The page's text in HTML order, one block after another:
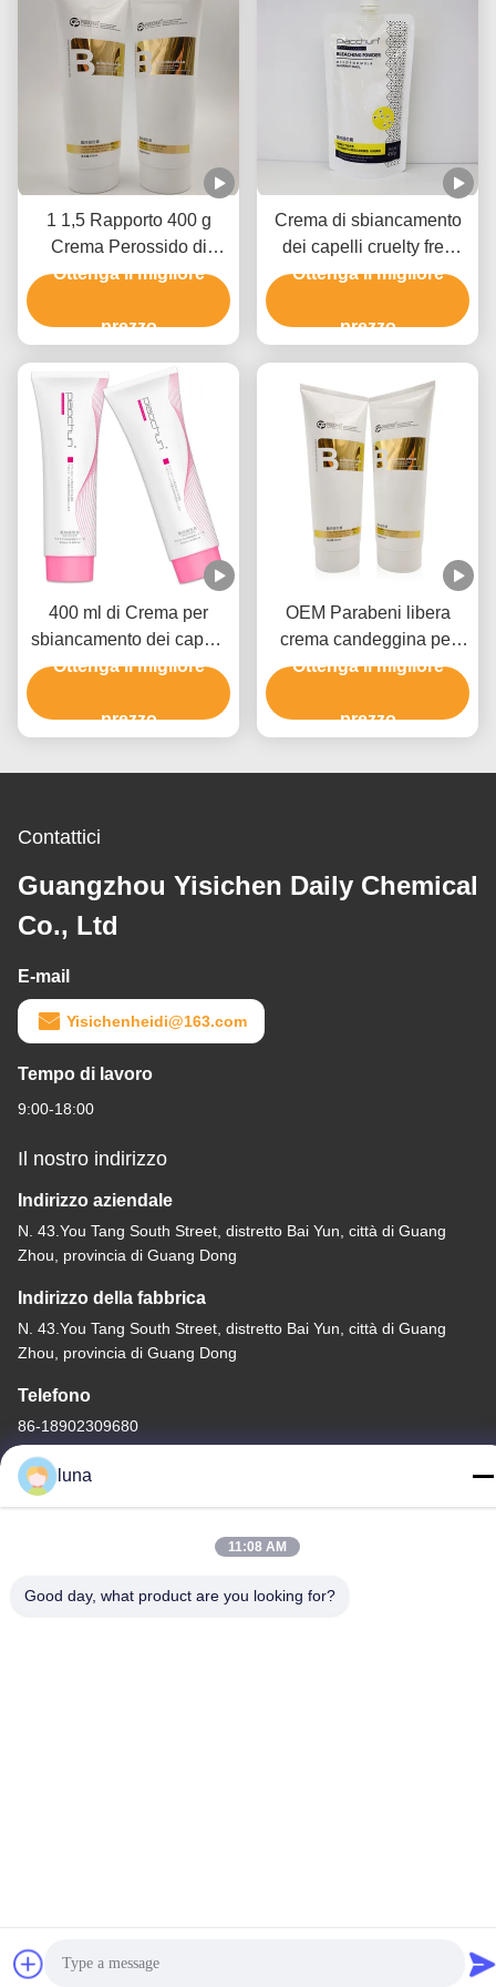
1 1,5 Rapporto 400 g
Crema Perossido di
Idrogeno Per Eliminatore
GMPC Approvazione
Ottenga il migliore
prezzo
Crema di sbiancamento
dei capelli cruelty free
hair color remover per
Ottenga il migliore
prezzo
400 ml di Crema per
sbiancamento dei capelli
professionale per uomini
Ottenga il migliore
prezzo
OEM Parabeni libera
crema candeggina per
colore dei capelli con
Ottenga il migliore
prezzo
Contattici
Guangzhou Yisichen Daily Chemical
Co., Ltd
E-mail
Yisichenheidi@163.com
Tempo di lavoro
9:00-18:00
Il nostro indirizzo
Indirizzo aziendale
N. 43.You Tang South Street, distretto Bai Yun, città di Guang
Zhou, provincia di Guang Dong
Indirizzo della fabbrica
N. 43.You Tang South Street, distretto Bai Yun, città di Guang
Zhou, provincia di Guang Dong
Telefono
86-18902309680
Buona qualità della Cina Polvere sbiancante per capelli Fornitore.
luna
11:08 AM
Good day, what product are you looking for?